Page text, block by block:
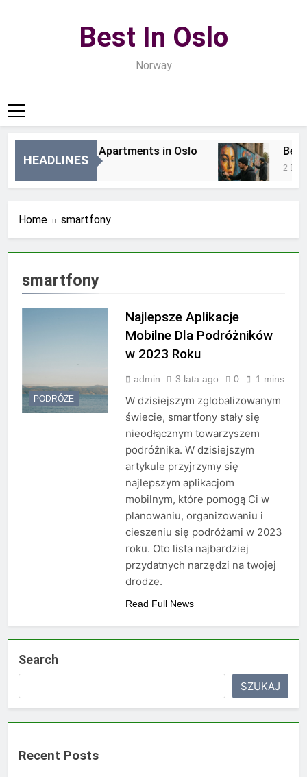
Best In Oslo
Norway
HEADLINES
Best Luxury Apartments in Oslo
2 Dni
Home smartfony
smartfony
PODRÓŻE
Najlepsze Aplikacje
Mobilne Dla Podróżników
w 2023 Roku
admin 3 lata ago 0 1 mins
W dzisiejszym zglobalizowanym
świecie, smartfony stały się
nieodłącznym towarzyszem
podróżnika. W dzisiejszym
artykule przyjrzymy się
najlepszym aplikacjom
mobilnym, które pomogą Ci w
planowaniu, organizowaniu i
cieszeniu się podróżami w 2023
roku. Oto lista najbardziej
przydatnych narzędzi na twojej
drodze.
Read Full News
Search
SZUKAJ
Recent Posts